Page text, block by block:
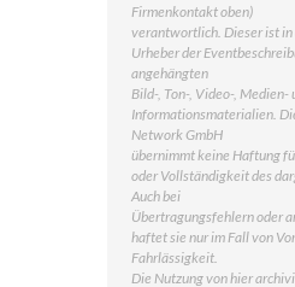
Firmenkontakt oben)
verantwortlich. Dieser ist in
Urheber der
angehängten
Bild-, Ton-, Video-, Medien-
Informationsmaterialien.
Network GmbH
übernimmt keine Haftung
oder Vollständigkeit des
Auch bei
Übertragungsfehlern oder
haftet sie nur im Fall von
Fahrlässigkeit.
Die Nutzung von hier